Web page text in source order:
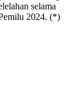
selama
2024. (*)